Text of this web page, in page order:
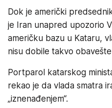
Dok je američki
je Iran unapred upozorio
američku bazu u Kataru,
nisu dobile takvo
Portparol katarskog
rekao je da vlada smatra
„iznenađenjem“.